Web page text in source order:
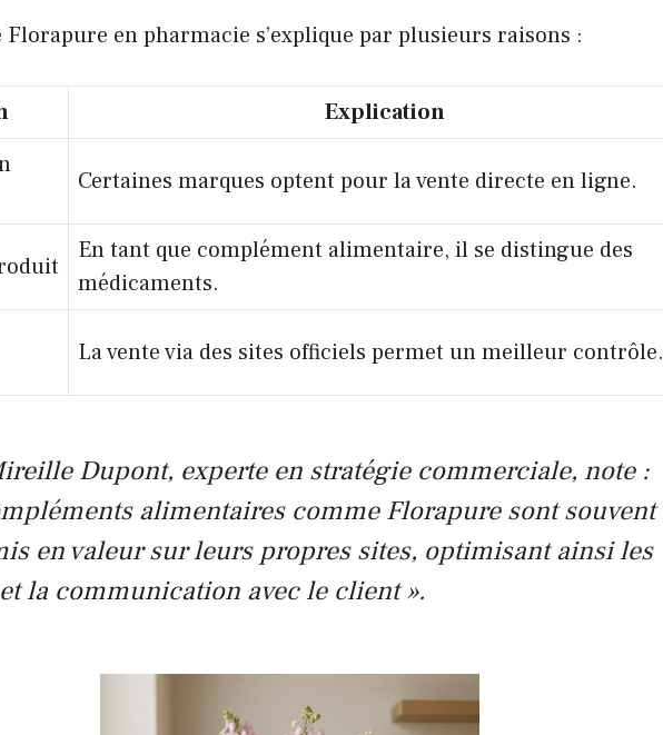
Florapure en pharmacie s’explique par plusieurs raisons :
Explication
Certaines marques optent pour la vente directe en ligne.
En tant que complément alimentaire, il se distingue des
médicaments.
La vente via des sites officiels permet un meilleur contrôle.
Dupont, experte en stratégie commerciale, note :
alimentaires comme Florapure sont souvent
en valeur sur leurs propres sites, optimisant ainsi les
la communication avec le client ».